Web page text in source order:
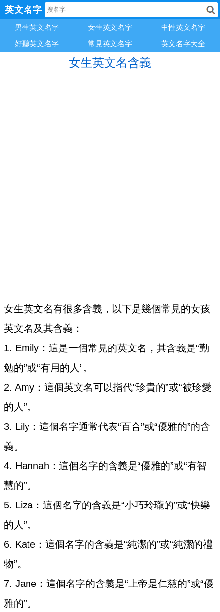
英文名字
男生英文名字 女生英文名字
中性英文名字
好聽英文名字
常見英文名字 英文名字大全
女生英文名含義
女生英文名有很多含義，以下是幾個常見的女孩
英文名及其含義：
1. Emily：這是一個常見的英文名，其含義是“勤
勉的”或“有用的人”。
2. Amy：這個英文名可以指代“珍貴的”或“被珍愛
的人”。
3. Lily：這個名字通常代表“百合”或“優雅的”的含
義。
4. Hannah：這個名字的含義是“優雅的”或“有智
慧的”。
5. Liza：這個名字的含義是“小巧玲瓏的”或“快樂
的人”。
6. Kate：這個名字的含義是“純潔的”或“純潔的禮
物”。
7. Jane：這個名字的含義是“上帝是仁慈的”或“優
雅的”。